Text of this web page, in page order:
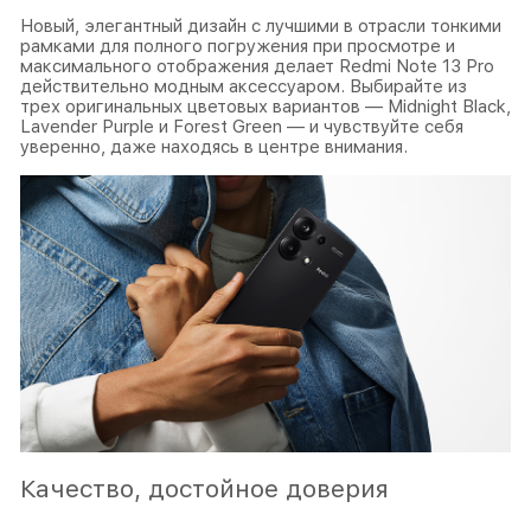
Новый, элегантный дизайн с лучшими в отрасли тонкими
рамками для полного погружения при просмотре и
максимального отображения делает Redmi Note 13 Pro
действительно модным аксессуаром. Выбирайте из
трех оригинальных цветовых вариантов — Midnight Black,
Lavender Purple и Forest Green — и чувствуйте себя
уверенно, даже находясь в центре внимания.
Качество, достойное доверия